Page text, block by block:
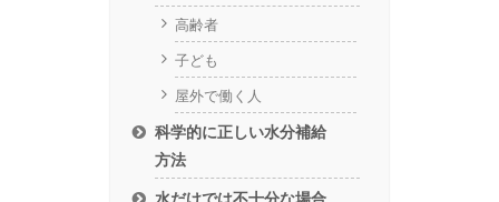
高齢者
子ども
屋外で働く人
科学的に正しい水分補給
方法